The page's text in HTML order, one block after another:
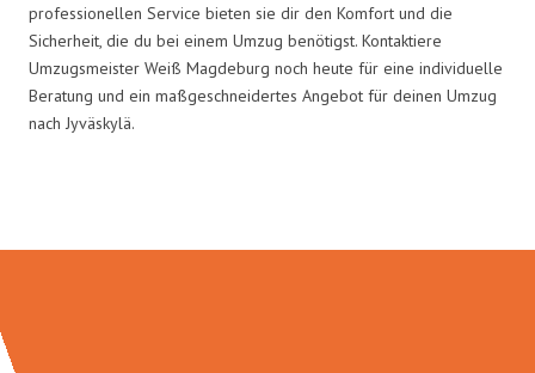
professionellen Service bieten sie dir den Komfort und die
Sicherheit, die du bei einem Umzug benötigst. Kontaktiere
Umzugsmeister Weiß Magdeburg noch heute für eine individuelle
Beratung und ein maßgeschneidertes Angebot für deinen Umzug
nach Jyväskylä.